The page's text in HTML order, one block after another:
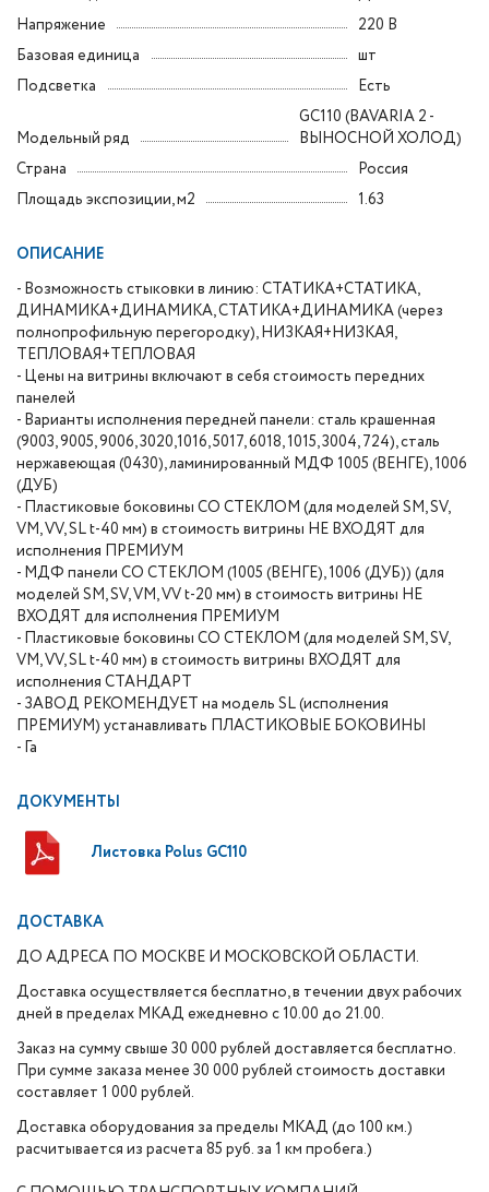
Напряжение
220 В
Базовая единица
шт
Подсветка
Есть
Модельный ряд
GC110 (BAVARIA 2 -
ВЫНОСНОЙ ХОЛОД)
Страна
Россия
Площадь экспозиции, м2
1.63
ОПИСАНИЕ
- Возможность стыковки в линию: СТАТИКА+СТАТИКА,
ДИНАМИКА+ДИНАМИКА, СТАТИКА+ДИНАМИКА (через
полнопрофильную перегородку), НИЗКАЯ+НИЗКАЯ,
ТЕПЛОВАЯ+ТЕПЛОВАЯ
- Цены на витрины включают в себя стоимость передних
панелей
- Варианты исполнения передней панели: сталь крашенная
(9003, 9005, 9006, 3020,1016, 5017, 6018, 1015, 3004, 724), сталь
нержавеющая (0430), ламинированный МДФ 1005 (ВЕНГЕ), 1006
(ДУБ)
- Пластиковые боковины СО СТЕКЛОМ (для моделей SM, SV,
VM, VV, SL t-40 мм) в стоимость витрины НЕ ВХОДЯТ для
исполнения ПРЕМИУМ
- МДФ панели СО СТЕКЛОМ (1005 (ВЕНГЕ), 1006 (ДУБ)) (для
моделей SM, SV, VM, VV t-20 мм) в стоимость витрины НЕ
ВХОДЯТ для исполнения ПРЕМИУМ
- Пластиковые боковины СО СТЕКЛОМ (для моделей SM, SV,
VM, VV, SL t-40 мм) в стоимость витрины ВХОДЯТ для
исполнения СТАНДАРТ
- ЗАВОД РЕКОМЕНДУЕТ на модель SL (исполнения
ПРЕМИУМ) устанавливать ПЛАСТИКОВЫЕ БОКОВИНЫ
- Га
ДОКУМЕНТЫ
Листовка Polus GC110
ДОСТАВКА
ДО АДРЕСА ПО МОСКВЕ И МОСКОВСКОЙ ОБЛАСТИ.
Доставка осуществляется бесплатно, в течении двух рабочих
дней в пределах МКАД ежедневно с 10.00 до 21.00.
Заказ на сумму свыше 30 000 рублей доставляется бесплатно.
При сумме заказа менее 30 000 рублей стоимость доставки
составляет 1 000 рублей.
Доставка оборудования за пределы МКАД (до 100 км.)
расчитывается из расчета 85 руб. за 1 км пробега.)